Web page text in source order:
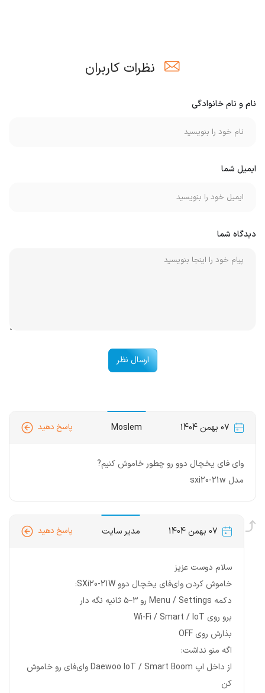
نظرات کاربران
نام و نام خانوادگی
ایمیل شما
دیدگاه شما
ارسال نظر
07 بهمن 1404 Moslem پاسخ دهید
وای فای یخچال دوو رو چطور خاموش کنیم?
مدل sxi20-21w
07 بهمن 1404 مدیر سایت پاسخ دهید
سلام دوست عزیز
خاموش کردن وای‌فای یخچال دوو SXi20-21W:
دکمه Menu / Settings رو ۳–۵ ثانیه نگه دار
برو روی Wi-Fi / Smart / IoT
بذارش روی OFF
اگه منو نداشت:
از داخل اپ Daewoo IoT / Smart Boom وای‌فای رو خاموش
کن